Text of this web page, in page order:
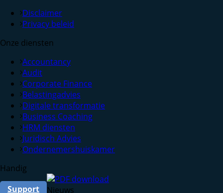
Disclaimer
Privacy beleid
Onze diensten
Accountancy
Audit
Corporate Finance
Belastingadvies
Digitale transformatie
Business Coaching
HRM diensten
Juridisch Advies
Ondernemershuiskamer
Handig
Support
Nieuws